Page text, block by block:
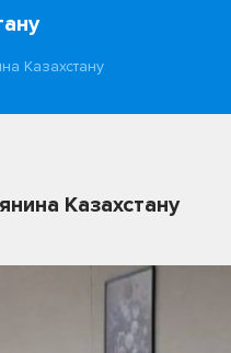
Казахстану
Казахстану